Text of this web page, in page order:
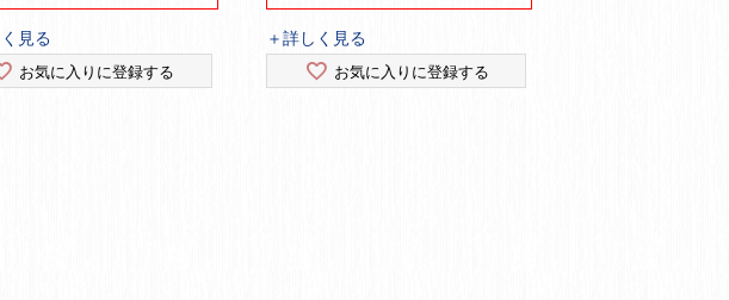
見る
お気に入りに登録する
＋詳しく見る
お気に入りに登録する